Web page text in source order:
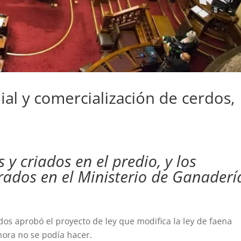
y comercialización de cerdos,
y criados en el predio, y los
en el Ministerio de
aprobó el proyecto de ley que modifica la ley de faena
no se podía hacer.